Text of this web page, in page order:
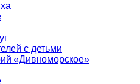
с детьми
«Дивноморское»